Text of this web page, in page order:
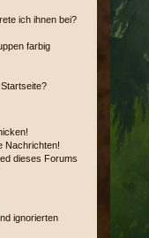
ich ihnen bei?
farbig
Nachrichten!
dieses Forums
ignorierten